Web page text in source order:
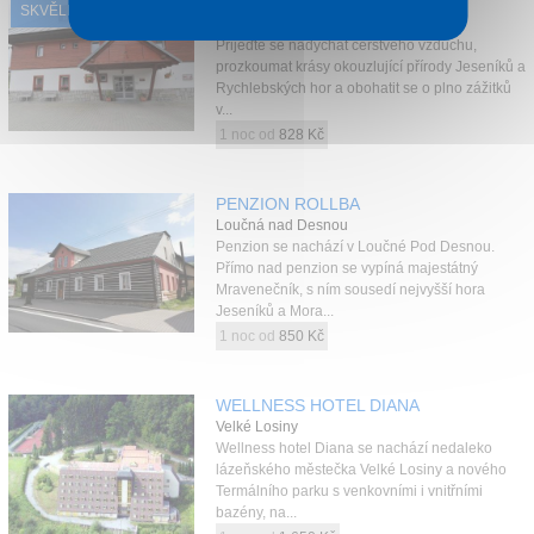
SKVĚLÉ HODNOCENÍ
Přijeďte se nadýchat čerstvého vzduchu,
prozkoumat krásy okouzlující přírody Jeseníků a
Rychlebských hor a obohatit se o plno zážitků
v...
1 noc od 828 Kč
PENZION ROLLBA
Loučná nad Desnou
Penzion se nachází v Loučné Pod Desnou.
Přímo nad penzion se vypíná majestátný
Mravenečník, s ním sousedí nejvyšší hora
Jeseníků a Mora...
1 noc od 850 Kč
WELLNESS HOTEL DIANA
Velké Losiny
Wellness hotel Diana se nachází nedaleko
lázeňského městečka Velké Losiny a nového
Termálního parku s venkovními i vnitřními
bazény, na...